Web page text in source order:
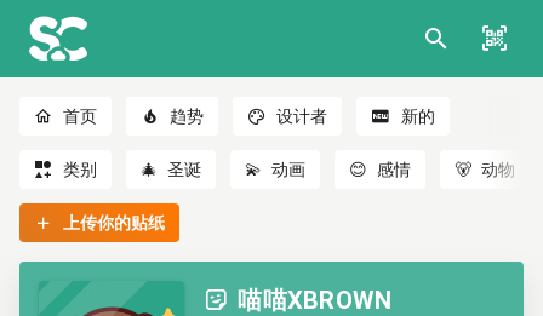
首页 趋势 设计者 新的
类别 🎄 圣诞 💫 动画 😊 感情 🐻 动物
上传你的贴纸
喵喵XBROWN